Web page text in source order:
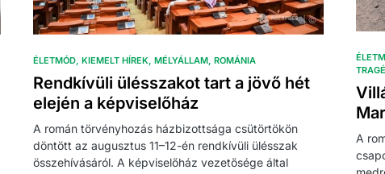
ÉLETMÓD KIEMELT HÍREK MÉLYÁLLAM ROMÁNIA
Rendkívüli ülésszakot tart a jövő hét
elején a képviselőház
A román törvényhozás házbizottsága csütörtökön
döntött az augusztus 11–12-én rendkívüli ülésszak
összehívásáról. A képviselőház vezetősége által
A